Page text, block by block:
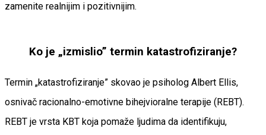
zamenite realnijim i pozitivnijim.
Ko je „izmislio” termin katastrofiziranje?
Termin „katastrofiziranje” skovao je psiholog Albert Ellis,
osnivač racionalno-emotivne bihejvioralne terapije (REBT).
REBT je vrsta KBT koja pomaže ljudima da identifikuju,